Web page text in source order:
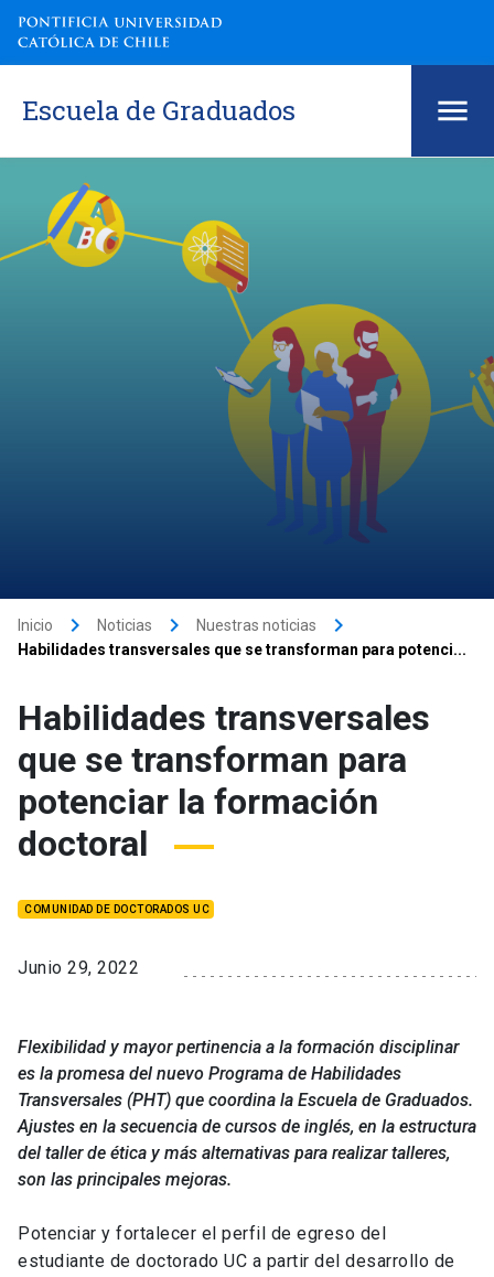
Escuela de Graduados
Inicio keyboard_arrow_right Noticias keyboard_arrow_right Nuestras noticias keyboard_arrow_right
Habilidades transversales que se transforman para potenci...
Habilidades transversales
que se transforman para
potenciar la formación
doctoral
COMUNIDAD DE DOCTORADOS UC
Junio 29, 2022
Flexibilidad y mayor pertinencia a la formación disciplinar
es la promesa del nuevo Programa de Habilidades
Transversales (PHT) que coordina la Escuela de Graduados.
Ajustes en la secuencia de cursos de inglés, en la estructura
del taller de ética y más alternativas para realizar talleres,
son las principales mejoras.
Potenciar y fortalecer el perfil de egreso del
estudiante de doctorado UC a partir del desarrollo de